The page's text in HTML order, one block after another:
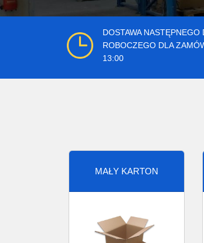
DOSTAWA NASTĘPNEGO
ROBOCZEGO DLA
13:00
MAŁY KARTON